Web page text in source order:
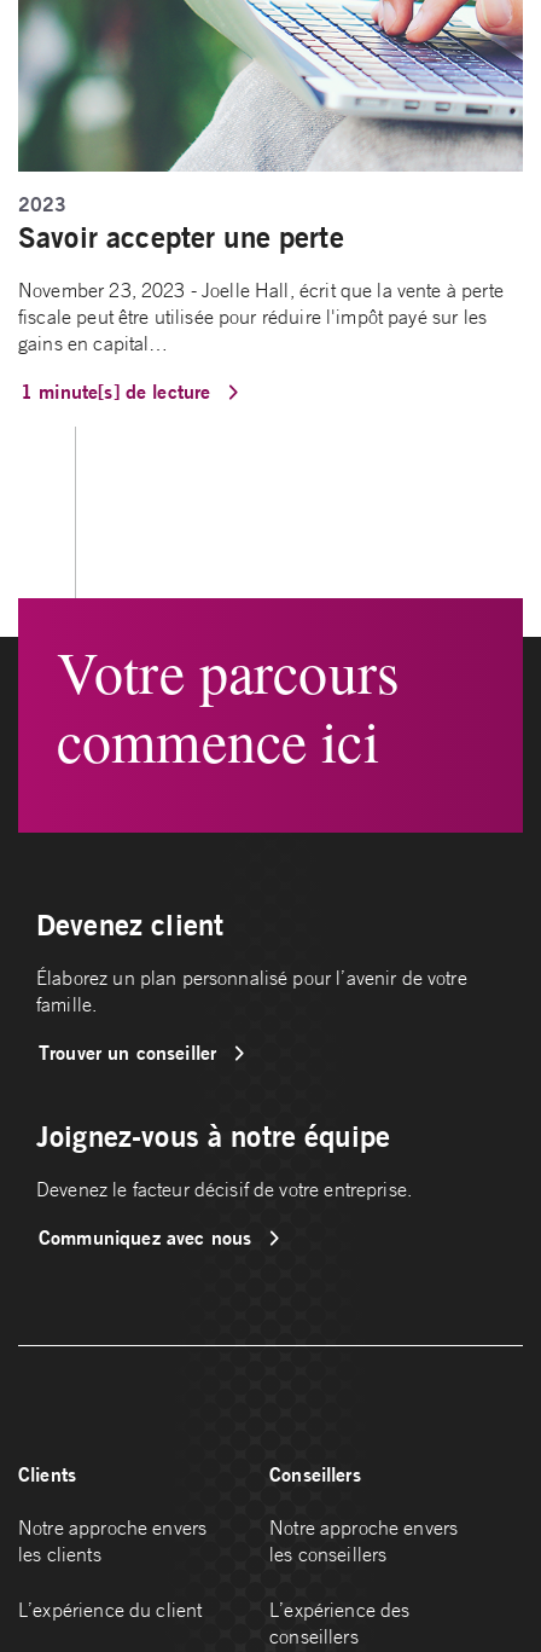
2023
Savoir accepter une perte
November 23, 2023 - Joelle Hall, écrit que la vente à perte
fiscale peut être utilisée pour réduire l'impôt payé sur les
gains en capital…
1 minute[s] de lecture
Votre parcours
commence ici
Devenez client
Élaborez un plan personnalisé pour l’avenir de votre
famille.
Trouver un conseiller
Joignez-vous à notre équipe
Devenez le facteur décisif de votre entreprise.
Communiquez avec nous
Clients
Notre approche envers
les clients
L’expérience du client
Conseillers
Notre approche envers
les conseillers
L’expérience des
conseillers